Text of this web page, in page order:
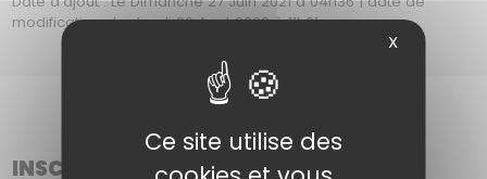
modification : Le Jeudi 06 Aout 2026 à 11h01
INSCRIPTION À NOTRE NEWSLETTER
X
Ce site utilise des